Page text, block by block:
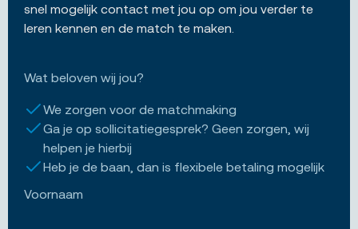
snel mogelijk contact met jou op om jou verder te
leren kennen en de match te maken.
Wat beloven wij jou?
We zorgen voor de matchmaking
Ga je op sollicitatiegesprek? Geen zorgen, wij
helpen je hierbij
Heb je de baan, dan is flexibele betaling mogelijk
Voornaam